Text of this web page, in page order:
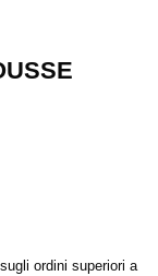
ordini superiori a